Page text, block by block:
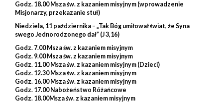
Godz. 18.00 Msza św. z kazaniem misyjnym (wprowadzenie
Misjonarzy, przekazanie stuł)
Niedziela, 11 października – „Tak Bóg umiłował świat, że Syna
swego Jednorodzonego dał” (J 3,16)
Godz. 7.00 Msza św. z kazaniem misyjnym
Godz. 9.00 Msza św. z kazaniem misyjnym
Godz. 11.00 Msza św. z kazaniem misyjnym (Dzieci)
Godz. 12.30 Msza św. z kazaniem misyjnym
Godz. 16.00 Msza św. z kazaniem misyjnym
Godz. 17.00 Nabożeństwo Różańcowe
Godz. 18.00Msza św. z kazaniem misyjnym